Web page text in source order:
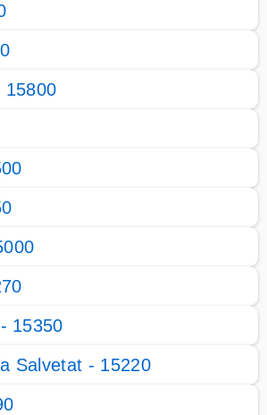
15800
15350
Salvetat - 15220